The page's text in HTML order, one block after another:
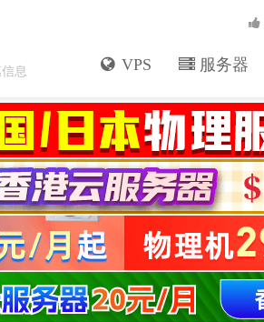
息
VPS 服务器